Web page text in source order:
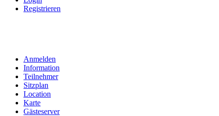
Registrieren
Anmelden
Information
Teilnehmer
Sitzplan
Location
Karte
Gästeserver